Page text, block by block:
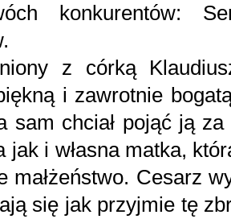
konkurentów:
z córką
i zawrotnie
sam chciał pojąć ją
jak i własna matka,
małżeństwo. Cesarz
się jak przyjmie tę